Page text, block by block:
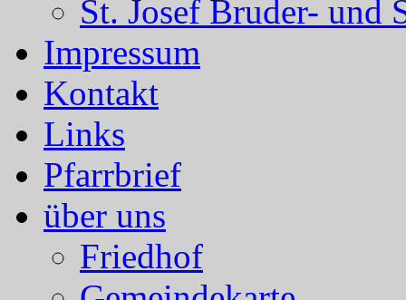
St. Josef Bruder- und
Impressum
Kontakt
Links
Pfarrbrief
über uns
Friedhof